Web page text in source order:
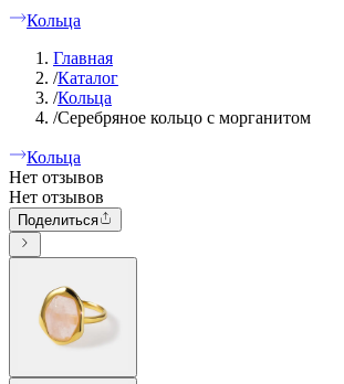
Кольца
Главная
/Каталог
/Кольца
/Серебряное кольцо с морганитом
Кольца
Нет отзывов
Нет отзывов
Поделиться